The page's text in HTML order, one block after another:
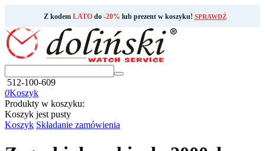
Z kodem LATOdo -20% lub prezent w koszyku! SPRAWDŹ
512-100-609
0Koszyk
Produkty w koszyku:
Koszyk jest pusty
Koszyk Składanie zamówienia